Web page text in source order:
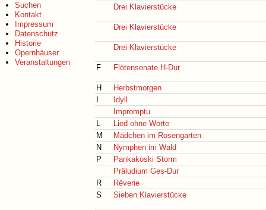
Suchen
Kontakt
Impressum
Datenschutz
Historie
Opernhäuser
Veranstaltungen
Drei Klavierstücke
Drei Klavierstücke
Drei Klavierstücke
F Flötensonate H-Dur
H
Herbstmorgen
Idyll
Impromptu
L
Lied ohne Worte
M
Mädchen im Rosengarten
N
Nymphen im Wald
P
Pankakoski Storm
Präludium Ges-Dur
R
Rêverie
S
Sieben Klavierstücke